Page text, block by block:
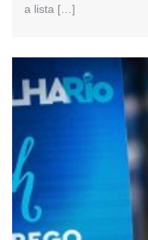
a lista […]